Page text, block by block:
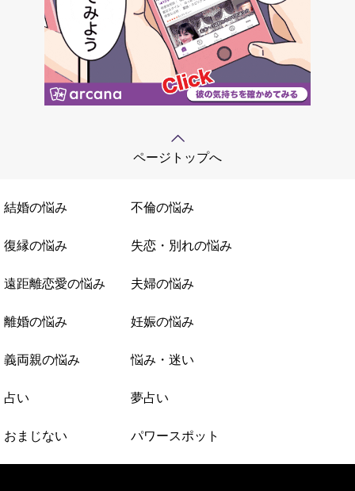
ページトップへ
結婚の悩み 不倫の悩み
復縁の悩み 失恋・別れの悩み
遠距離恋愛の悩み 夫婦の悩み
離婚の悩み 妊娠の悩み
義両親の悩み 悩み・迷い
占い 夢占い
おまじない パワースポット